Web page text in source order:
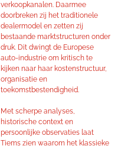
verkoopkanalen. Daarmee
doorbreken zij het traditionele
dealermodel en zetten zij
bestaande marktstructuren onder
druk. Dit dwingt de Europese
auto-industrie om kritisch te
kijken naar haar kostenstructuur,
organisatie en
toekomstbestendigheid.
Met scherpe analyses,
historische context en
persoonlijke observaties laat
Tiems zien waarom het klassieke